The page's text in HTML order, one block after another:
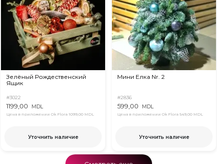
Зелёный Рождественский
Ящик
#3022
1199,00 MDL
Цена в приложении Ok Flora 1099,00 MDL
Уточнить наличие
Мини Елка Nr. 2
#2836
599,00 MDL
Цена в приложении Ok Flora 549,00 MDL
Уточнить наличие